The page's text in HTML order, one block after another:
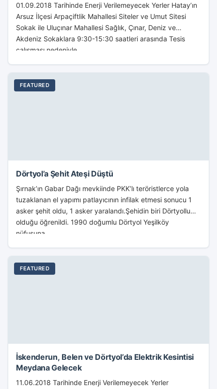
01.09.2018 Tarihinde Enerji Verilemeyecek Yerler Hatay’ın
Arsuz İlçesi Arpaçiftlik Mahallesi Siteler ve Umut Sitesi
Sokak ile Uluçınar Mahallesi Sağlık, Çınar, Deniz ve
Akdeniz Sokaklara 9:30-15:30 saatleri arasında Tesis
çalışması nedeniyle...
FEATURED
Dörtyol’a Şehit Ateşi Düştü
Şırnak’ın Gabar Dağı mevkiinde PKK’lı teröristlerce yola
tuzaklanan el yapımı patlayıcının infilak etmesi sonucu 1
asker şehit oldu, 1 asker yaralandı.Şehidin biri Dörtyollu
olduğu öğrenildi. 1990 doğumlu Dörtyol Yeşilköy
nüfusuna...
FEATURED
İskenderun, Belen ve Dörtyol’da Elektrik Kesintisi
Meydana Gelecek
11.06.2018 Tarihinde Enerji Verilemeyecek Yerler